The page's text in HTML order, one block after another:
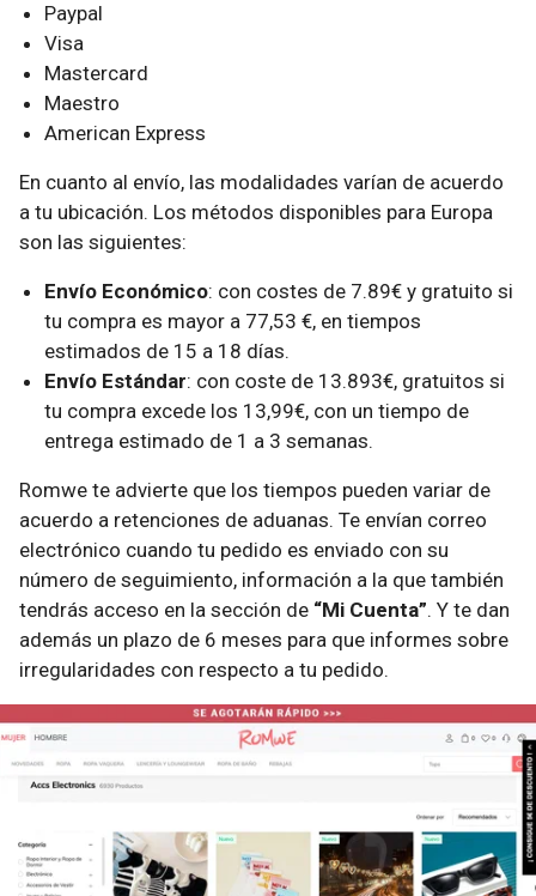
Paypal
Visa
Mastercard
Maestro
American Express
En cuanto al envío, las modalidades varían de acuerdo
a tu ubicación. Los métodos disponibles para Europa
son las siguientes:
Envío Económico: con costes de 7.89€ y gratuito si
tu compra es mayor a 77,53 €, en tiempos
estimados de 15 a 18 días.
Envío Estándar: con coste de 13.893€, gratuitos si
tu compra excede los 13,99€, con un tiempo de
entrega estimado de 1 a 3 semanas.
Romwe te advierte que los tiempos pueden variar de
acuerdo a retenciones de aduanas. Te envían correo
electrónico cuando tu pedido es enviado con su
número de seguimiento, información a la que también
tendrás acceso en la sección de “Mi Cuenta”. Y te dan
además un plazo de 6 meses para que informes sobre
irregularidades con respecto a tu pedido.